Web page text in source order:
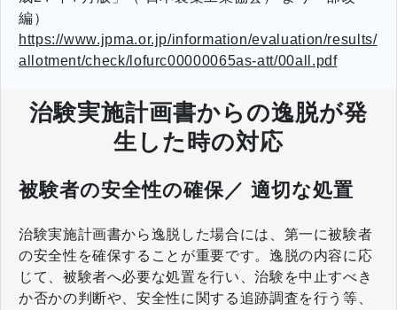
編）
https://www.jpma.or.jp/information/evaluation/results/
allotment/check/lofurc00000065as-att/00all.pdf
治験実施計画書からの逸脱が発
生した時の対応
被験者の安全性の確保／ 適切な処置
治験実施計画書から逸脱した場合には、第一に被験者
の安全性を確保することが重要です。逸脱の内容に応
じて、被験者へ必要な処置を行い、治験を中止すべき
か否かの判断や、安全性に関する追跡調査を行う等、